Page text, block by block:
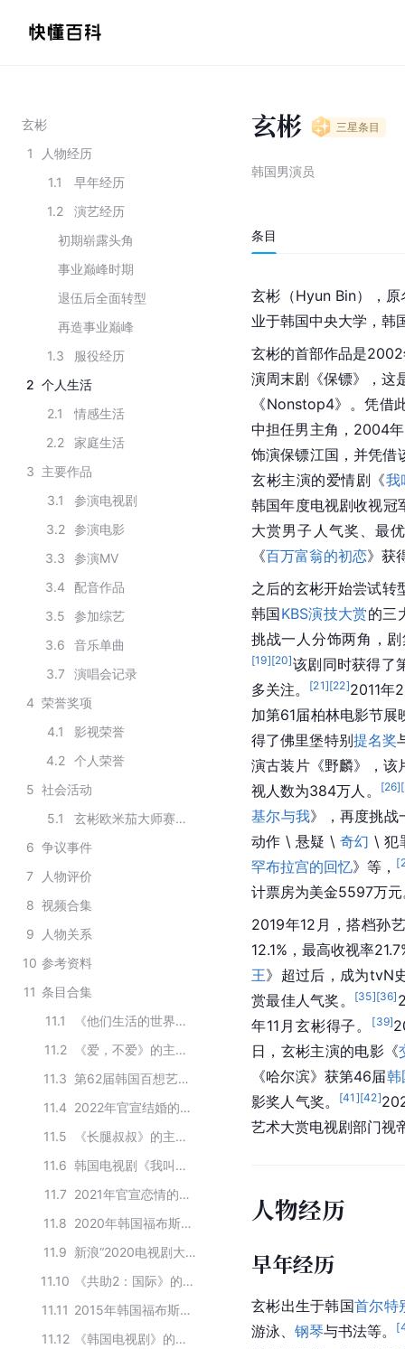
玄彬
1
人物经历
1.1
早年经历
1.2
演艺经历
初期崭露头角
事业巅峰时期
退伍后全面转型
再造事业巅峰
1.3
服役经历
2 个人生活
2.1
情感生活
2.2
家庭生活
3 主要作品
3.1
参演电视剧
3.2
参演电影
3.3
参演MV
3.4
配音作品
3.5
参加综艺
3.6
音乐单曲
3.7
演唱会记录
4 荣誉奖项
4.1
影视荣誉
4.2
个人荣誉
5 社会活动
5.1
玄彬欧米茄大师赛的开幕宣传活动
6 争议事件
7
人物评价
8 视频合集
9
人物关系
10 参考资料
11 条目合集
11.1
《他们生活的世界》的主要演员
11.2
《爱，不爱》的主要演员
11.3
第62届韩国百想艺术大赏获奖的人物
11.4
2022年官宣结婚的名人
11.5
《长腿叔叔》的主要演员
11.6
韩国电视剧《我叫金三顺》的主要演员及配音
11.7
2021年官宣恋情的明星
11.8
2020年韩国福布斯名人榜
11.9
新浪“2020电视剧大赏”人气海外剧星TOP10
11.10
《共助2：国际》的主要演员
11.11
2015年韩国福布斯名人榜
11.12
《韩国电视剧》的主要演员
玄彬 三星条目
韩国男演员
条目
玄彬（Hyun Bin），
业于韩国中央大学，韩
玄彬的首部作品是
演周末剧《保镖》，这
《Nonstop4》。凭借
中担任男主角，2004
饰演保镖江国，并凭借
玄彬主演的爱情剧《我
韩国年度电视剧收视冠
大赏男子人气奖、最
《百万富翁的初恋》获
之后的玄彬开始尝试转
韩国KBS演技大赏的三
挑战一人分饰两角，
[19][20]该剧同时获得了
多关注。
[21][22]2011年
加第61届柏林电影节
得了佛里堡特别提名奖
演古装片《野麟》，
视人数为384万人。
[26][
基尔与我》，再度挑战
动作 \ 悬疑 \ 奇幻 \ 犯
罕布拉宫的回忆》等， [
计票房为美金5597万
2019年12月，搭档孙
12.1%，最高收视率
王》超过后，成为tvN
赏最佳人气奖。
[35][36]
年11月玄彬得子。
[39]
日，玄彬主演的电影《
《哈尔滨》获第46届韩
影奖人气奖。
[41 ][42]
艺术大赏电视剧部门视
人物经历
早年经历
玄彬出生于韩国首尔特
游泳、钢琴与书法等。 [